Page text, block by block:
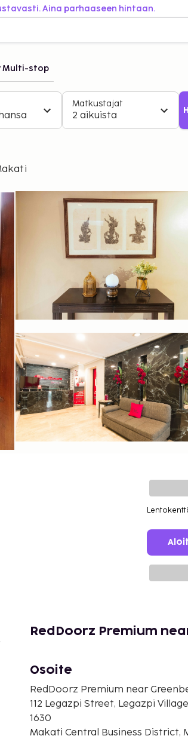
Aina parhaaseen hintaan.
Multi-stop
Matkustajat
2 aikuista
RedDoorz Premium
Osoite
RedDoorz Premium near
112 Legazpi Street, Legazpi Village
1630
Makati Central Business District,